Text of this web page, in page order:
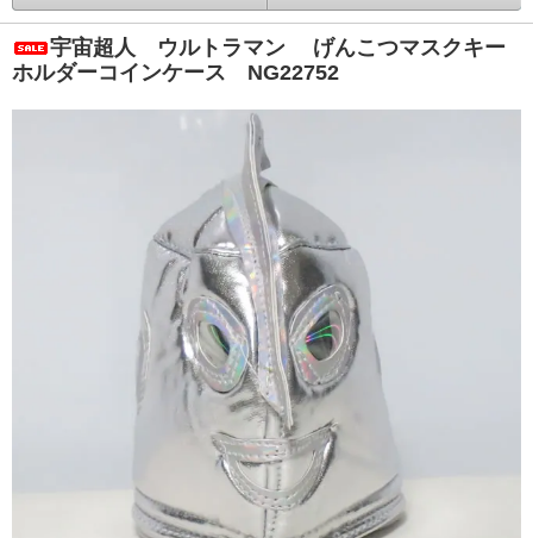
宇宙超人 ウルトラマン げんこつマスクキー
ホルダーコインケース NG22752